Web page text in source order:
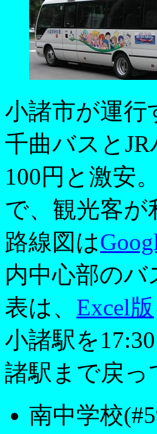
小諸市が運行
千曲バスと
100円と激安
で、観光客
路線図は
内中心部の
表は、 Excel版
小諸駅を
諸駅まで戻
南中学校